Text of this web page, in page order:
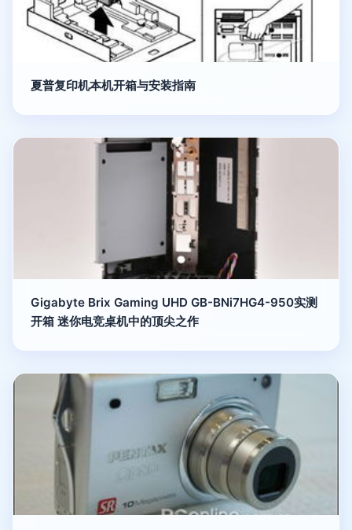
夏普复印机本机开箱与安装指南
Gigabyte Brix Gaming UHD GB-BNi7HG4-950实测
开箱 迷你电竞桌机中的顶尖之作